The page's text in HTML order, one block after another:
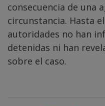
consecuencia de una
circunstancia. Hasta
autoridades no han
detenidas ni han
sobre el caso.